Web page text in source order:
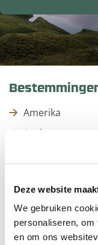
Deze website
We gebruiken
personaliseren,
en om ons
Amerika
Aruba
Bonaire
Botswana
Canada